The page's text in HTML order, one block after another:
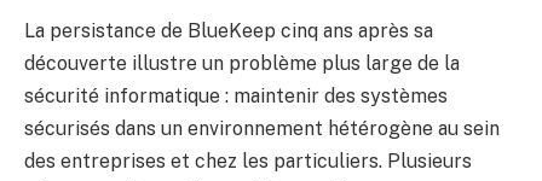
La persistance de BlueKeep cinq ans après sa
découverte illustre un problème plus large de la
sécurité informatique : maintenir des systèmes
sécurisés dans un environnement hétérogène au sein
des entreprises et chez les particuliers. Plusieurs